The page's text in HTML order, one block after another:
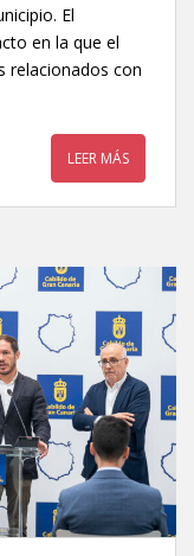
El
en la que el
relacionados con
LEER MÁS